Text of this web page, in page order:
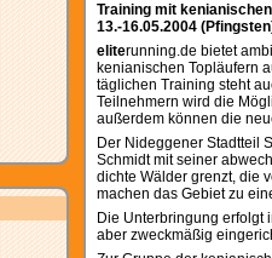
Training mit
13.-16.05.2004
eliterunning.de bietet
kenianischen Topläufern
täglichen Training steht
Teilnehmern wird die
außerdem können die
Der Nideggener Stadtteil
Schmidt mit seiner
dichte Wälder grenzt, die
machen das Gebiet zu
Die Unterbringung erfolgt
aber zweckmäßig